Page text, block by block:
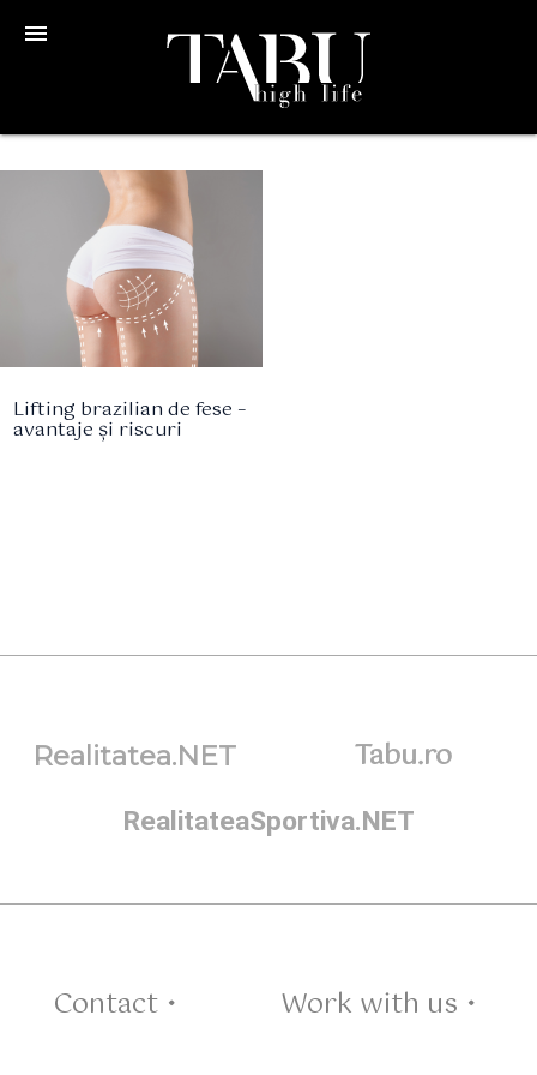
menu
Lifting brazilian de fese –
avantaje și riscuri
Realitatea.NET Tabu.ro
RealitateaSportiva.NET
Contact •
Work with us •